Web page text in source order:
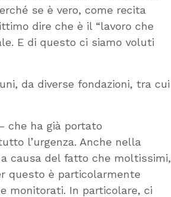
se è vero, come recita
dire che è il “lavoro che
E di questo ci siamo voluti
da diverse fondazioni, tra cui
che ha già portato
l’urgenza. Anche nella
causa del fatto che moltissimi,
questo è particolarmente
monitorati. In particolare, ci